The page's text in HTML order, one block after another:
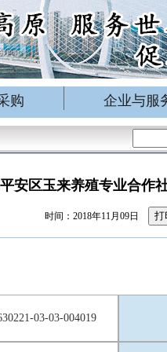
购 企业与服
安区玉来养殖专业合作
时间：2018年11月09日 打
03-03-004019